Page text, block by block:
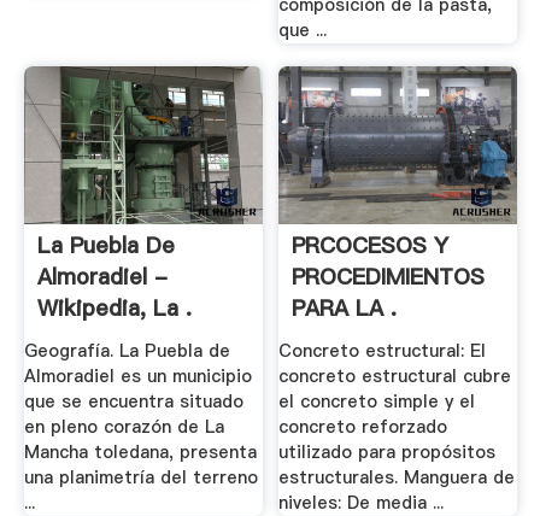
que ...
La Puebla De
Almoradiel -
Wikipedia, La .
Geografía. La Puebla de
Almoradiel es un municipio
que se encuentra situado
en pleno corazón de La
Mancha toledana, presenta
una planimetría del terreno
...
PRCOCESOS Y
PROCEDIMIENTOS
PARA LA .
Concreto estructural: El
concreto estructural cubre
el concreto simple y el
concreto reforzado
utilizado para propósitos
estructurales. Manguera de
niveles: De media ...